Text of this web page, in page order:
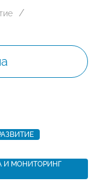
И МОНИТОРИНГ